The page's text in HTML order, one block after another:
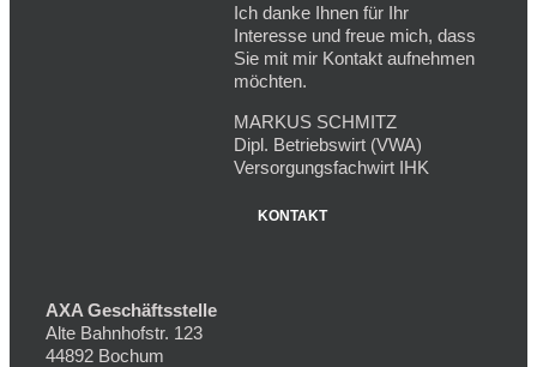
Ich danke Ihnen für Ihr
Interesse und freue mich, dass
Sie mit mir Kontakt aufnehmen
möchten.
MARKUS SCHMITZ
Dipl. Betriebswirt (VWA)
Versorgungsfachwirt IHK
KONTAKT
AXA Geschäftsstelle
Alte Bahnhofstr. 123
44892 Bochum